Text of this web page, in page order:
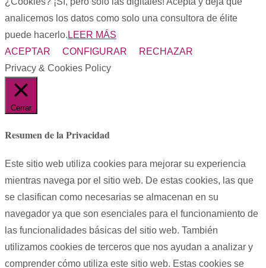
analicemos los datos como solo una consultora de élite
puede hacerlo. LEER MÁS
ACEPTAR
CONFIGURAR
RECHAZAR
Privacy & Cookies Policy
Cerrar
Resumen de la Privacidad
Este sitio web utiliza cookies para mejorar su experiencia
mientras navega por el sitio web. De estas cookies, las que
se clasifican como necesarias se almacenan en su
navegador ya que son esenciales para el funcionamiento de
las funcionalidades básicas del sitio web. También
utilizamos cookies de terceros que nos ayudan a analizar y
comprender cómo utiliza este sitio web. Estas cookies se